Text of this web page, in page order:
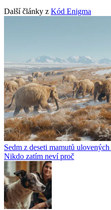
Další články z Kód Enigma
Sedm z deseti mamutů
Nikdo zatím neví proč